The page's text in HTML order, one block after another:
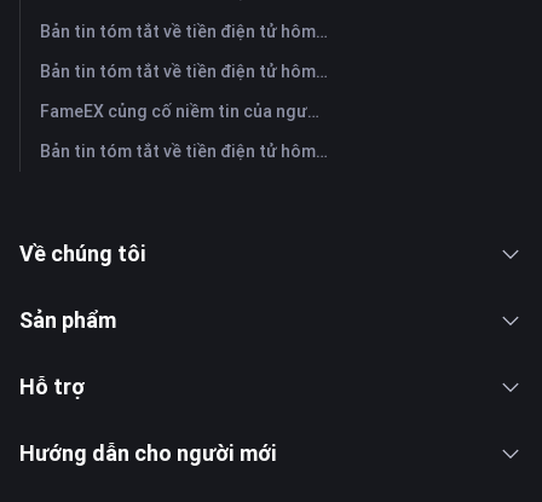
Bản tin tóm tắt về tiền điện tử hôm nay trên FameEX | Ngày 30 tháng 7 năm 2026
Bản tin tóm tắt về tiền điện tử hôm nay trên FameEX | Ngày 29 tháng 7 năm 2026
FameEX củng cố niềm tin của người dùng thông qua tám năm hoạt động ổn định và tăng trưởng toàn cầu
Bản tin tóm tắt về tiền điện tử hôm nay trên FameEX | Ngày 28 tháng 7 năm 2026
Về chúng tôi
Sản phẩm
Hỗ trợ
Hướng dẫn cho người mới